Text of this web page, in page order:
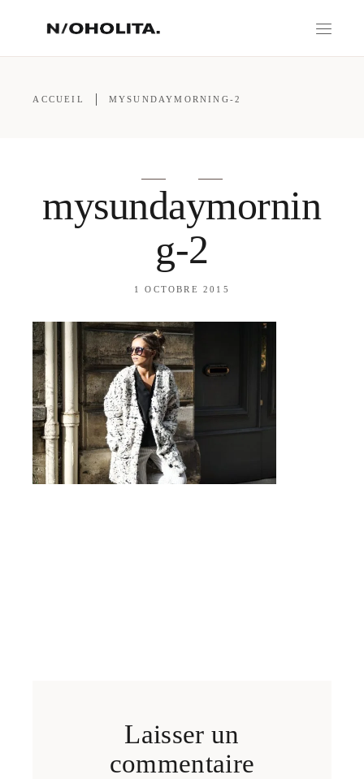
ACCUEIL MYSUNDAYMORNING-2
mysundaymornin
g-2
1 OCTOBRE 2015
Laisser un
commentaire